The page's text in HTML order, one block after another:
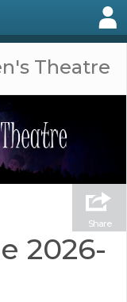
Theatre
Share
2026-